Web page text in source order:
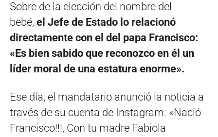
Sobre de la elección del nombre del
bebé, el Jefe de Estado lo relacionó
directamente con el del papa Francisco:
«Es bien sabido que reconozco en él un
líder moral de una estatura enorme».
Ese día, el mandatario anunció la noticia a
través de su cuenta de Instagram: «Nació
Francisco!!!, Con tu madre Fabiola